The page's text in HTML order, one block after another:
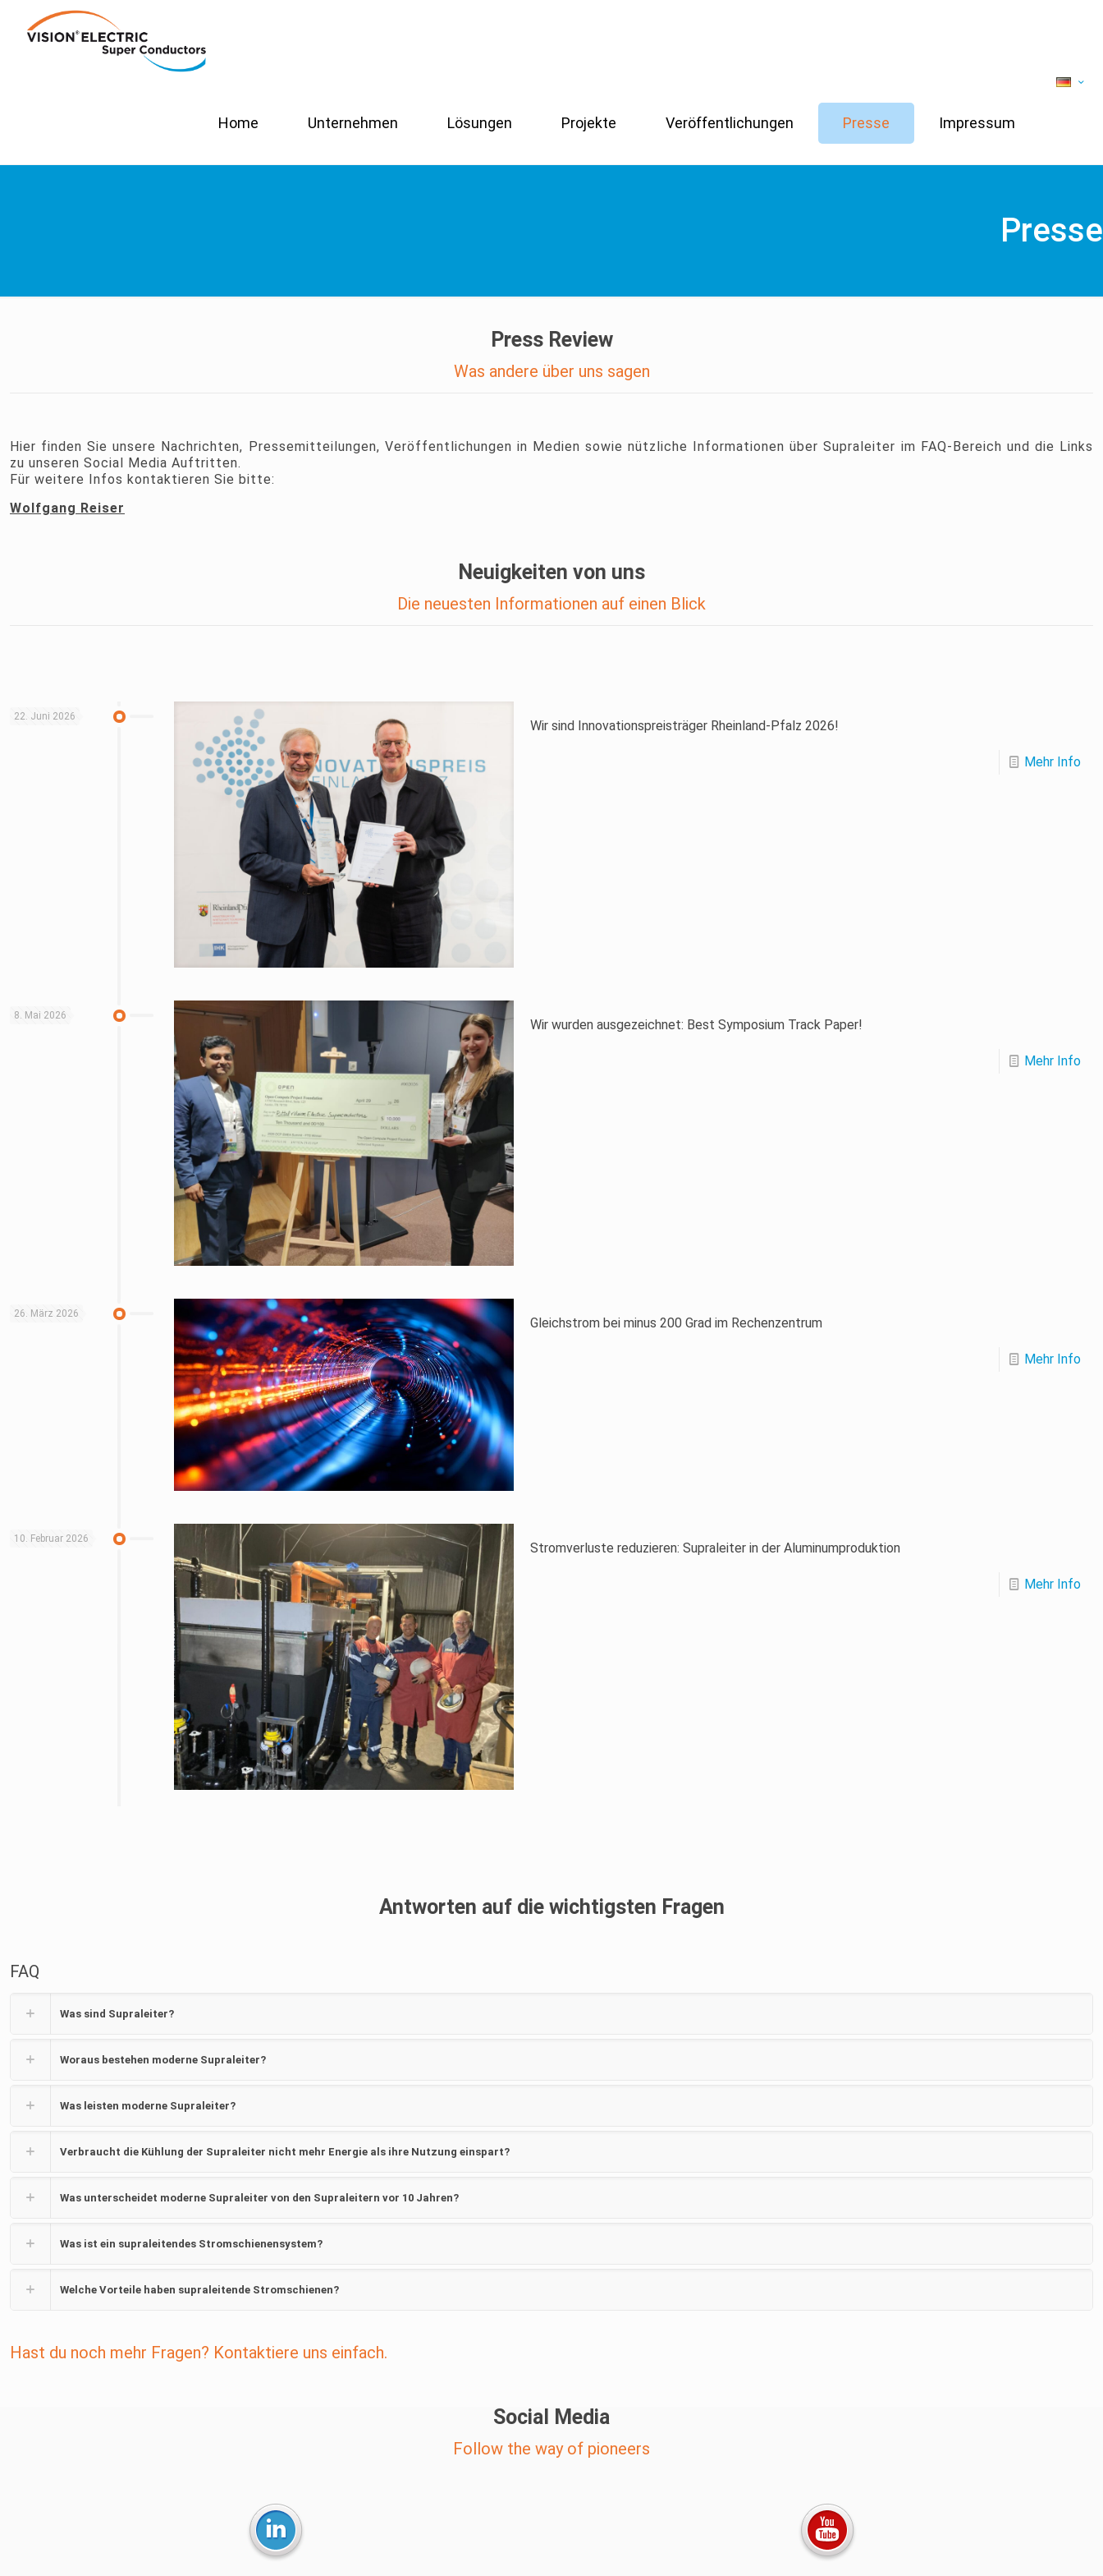
Home Unternehmen Lösungen Projekte Veröffentlichungen Presse Impressum
Presse
Press Review
Was andere über uns sagen
Hier finden Sie unsere Nachrichten, Pressemitteilungen, Veröffentlichungen in Medien sowie nützliche Informationen über Supraleiter im FAQ-Bereich und die Links
zu unseren Social Media Auftritten.
Für weitere Infos kontaktieren Sie bitte:
Wolfgang Reiser
Neuigkeiten von uns
Die neuesten Informationen auf einen Blick
22. Juni 2026
Wir sind Innovationspreisträger Rheinland-Pfalz 2026!
Mehr Info
8. Mai 2026
Wir wurden ausgezeichnet: Best Symposium Track Paper!
Mehr Info
26. März 2026
Gleichstrom bei minus 200 Grad im Rechenzentrum
Mehr Info
10. Februar 2026
Stromverluste reduzieren: Supraleiter in der Aluminumproduktion
Mehr Info
Antworten auf die wichtigsten Fragen
FAQ
Was sind Supraleiter?
Woraus bestehen moderne Supraleiter?
Was leisten moderne Supraleiter?
Verbraucht die Kühlung der Supraleiter nicht mehr Energie als ihre Nutzung einspart?
Was unterscheidet moderne Supraleiter von den Supraleitern vor 10 Jahren?
Was ist ein supraleitendes Stromschienensystem?
Welche Vorteile haben supraleitende Stromschienen?
Hast du noch mehr Fragen? Kontaktiere uns einfach.
Social Media
Follow the way of pioneers